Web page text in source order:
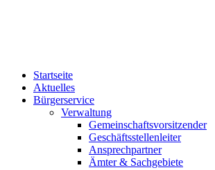
Startseite
Aktuelles
Bürgerservice
Verwaltung
Gemeinschaftsvorsitzender
Geschäftsstellenleiter
Ansprechpartner
Ämter & Sachgebiete